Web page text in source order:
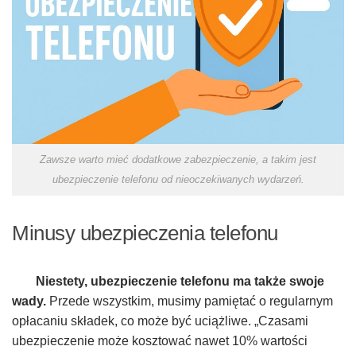
Zawsze warto mieć dodatkowe zabezpieczenie, a takim jest
ubezpieczenie telefonu od nieoczekiwanych wydarzeń.
Minusy ubezpieczenia telefonu
Niestety, ubezpieczenie telefonu ma także swoje
wady. Przede wszystkim, musimy pamiętać o regularnym
opłacaniu składek, co może być uciążliwe. „Czasami
ubezpieczenie może kosztować nawet 10% wartości